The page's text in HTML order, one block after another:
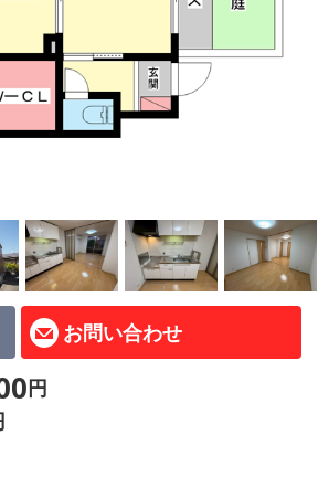
特集 (奈良南部)
ら！
お問い合わせ
円